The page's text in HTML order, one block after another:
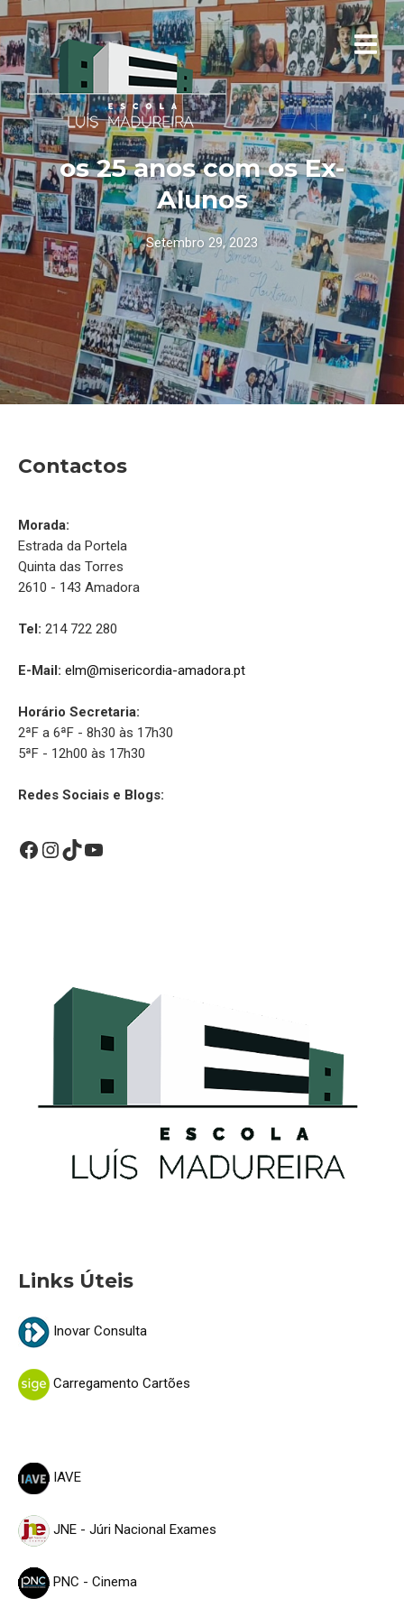
os 25 anos com os Ex-
Alunos
Setembro 29, 2023
Contactos
Morada:
Estrada da Portela
Quinta das Torres
2610 - 143 Amadora
Tel: 214 722 280
E-Mail: elm@misericordia-amadora.pt
Horário Secretaria:
2ªF a 6ªF - 8h30 às 17h30
5ªF - 12h00 às 17h30
Redes Sociais e Blogs:
Facebook
Instagram
TikTok
YouTube
Links Úteis
Inovar Consulta
Carregamento Cartões
IAVE
JNE - Júri Nacional Exames
PNC - Cinema